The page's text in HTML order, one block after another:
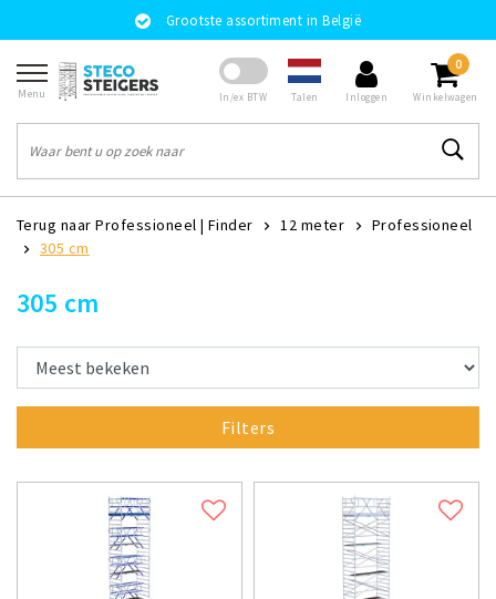
Grootste assortiment in België
Menu In/ex BTW Talen Inloggen
0
Winkelwagen
Terug naar Professioneel | Finder 12 meter
Professioneel
305 cm
305 cm
Filters